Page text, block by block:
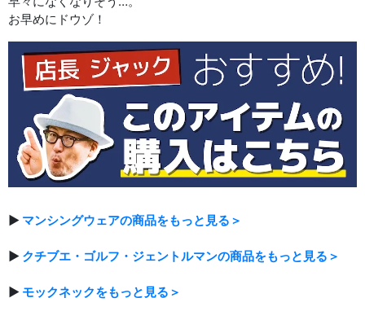
お早めにドウゾ！
▶ マンシングウェアの商品をもっと見る＞
▶ クチブエ・ゴルフ・ジェントルマンの商品をもっと見る＞
▶ モックネックをもっと見る＞